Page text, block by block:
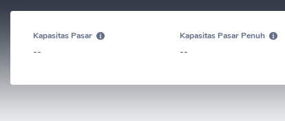
Kapasitas Pasar
--
Kapasitas Pasar Penuh
--